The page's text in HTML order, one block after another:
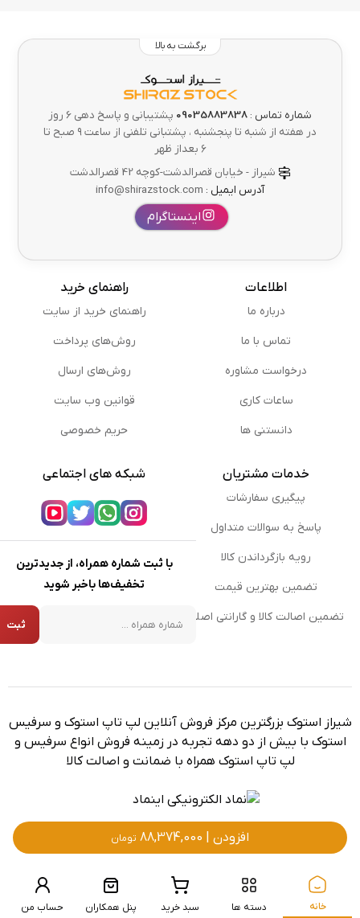
افزودن | 88,374,000 تومان
برگشت به بالا
شماره تماس : 09035883838
پشتیبانی و پاسخ دهی 6 روز
در هفته از شنبه تا پنجشنبه ، پشتبانی تلفنی از ساعت ۹ صبح تا
۶ بعداز ظهر
شیراز - خیابان قصرالدشت-کوچه 42 قصرالدشت
آدرس ایمیل :
اینستاگرام
اطلاعات
درباره ما
تماس با ما
درخواست مشاوره
ساعات کاری
دانستنی ها
راهنمای خرید
راهنمای خرید از سایت
روش‌های پرداخت
روش‌های ارسال
قوانین وب سایت
حریم خصوصی
خدمات مشتریان
پیگیری سفارشات
پاسخ به سوالات متداول
رویه بازگرداندن کالا
تضمین بهترین قیمت
تضمین اصالت کالا و گارانتی اصلی
شبکه های اجتماعی
با ثبت شماره همراه، از جدیدترین
تخفیف‌ها باخبر شوید
شماره همراه
ثبت
شیراز استوک بزرگترین مرکز فروش آنلاین لپ تاپ استوک و سرفیس
استوک با بیش از دو دهه تجربه در زمینه فروش انواع سرفیس و
لپ تاپ استوک همراه با ضمانت و اصالت کالا
تمامی حقوق برای ‌فروشگاه شیراز استوک محفوظ است.
طراحی سایت توسط
راویدا
برگشت به بالا
خانه دسته ها سبد خرید پنل همکاران حساب من